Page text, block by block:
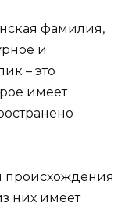
фамилия,
и
– это
имеет
происхождения
них имеет